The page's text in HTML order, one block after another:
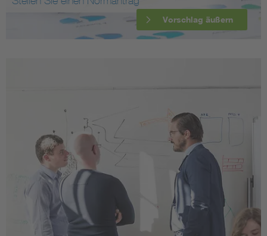
Vorschlag äußern